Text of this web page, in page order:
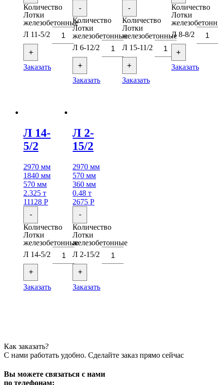
Количество
Лотки
железобетонные
Л 11-5/2
+
Заказать
-
Количество
Лотки
железобетонные
Л 6-12/2
+
Заказать
-
Количество
Лотки
железобетонные
Л 15-11/2
+
Заказать
Количество
Лотки
Л 8-8/2
+
Заказать
Л 14-
5/2
2970 мм
1840 мм
570 мм
2.325 т
11128 Р
-
Количество
Лотки
железобетонные
Л 14-5/2
+
Заказать
Л 2-
15/2
2970 мм
570 мм
360 мм
0.48 т
2675Р
-
Количество
Лотки
железобетонные
Л 2-15/2
+
Заказать
Как заказать?
С нами работать удобно. Сделайте заказ прямо сейчас
Вы можете связаться с нами
по телефонам: